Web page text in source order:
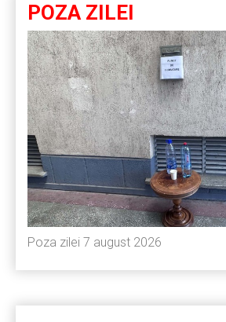
POZA ZILEI
Poza zilei 7 august 2026